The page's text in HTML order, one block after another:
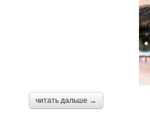
читать дальше →